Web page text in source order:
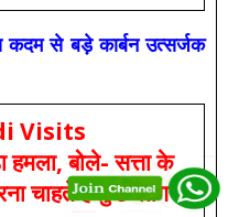
कदम से बड़े कार्बन उत्सर्जक
Visits
बोले- सत्ता के
चाहते हैं कुछ लोग